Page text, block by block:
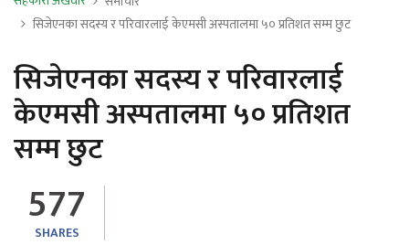
सिजेएनका सदस्य र परिवारलाई केएमसी अस्पतालमा ५० प्रतिशत सम्म छुट
सिजेएनका सदस्य र परिवारलाई
केएमसी अस्पतालमा ५० प्रतिशत
सम्म छुट
577
SHARES